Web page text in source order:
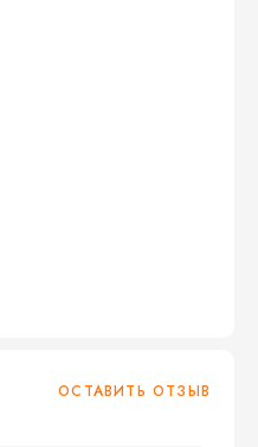
ОСТАВИТЬ ОТЗЫВ